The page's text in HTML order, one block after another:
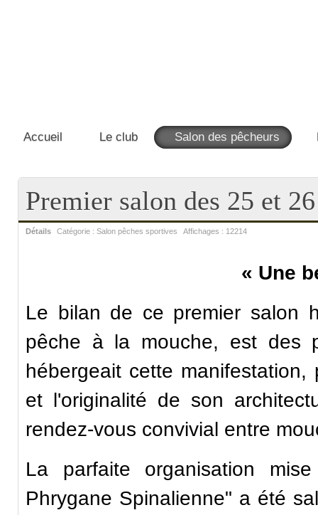
Accueil Le club Salon des pêcheurs
Premier salon des 25 et
Détails Catégorie : Salon pêches sportives Affichages : 12214
« Une
Le bilan de ce premier salon
pêche à la mouche, est des
hébergeait cette
et l'originalité de son
rendez-vous convivial entre
La parfaite organisation
Phrygane Spinalienne" a été